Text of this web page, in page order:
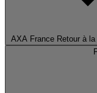
AXA France Retour à